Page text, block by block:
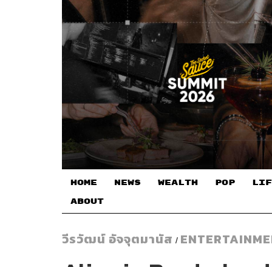
HOME NEWS WEALTH POP
ABOUT
วีรวัฒน์ อัจจุตมานัส /